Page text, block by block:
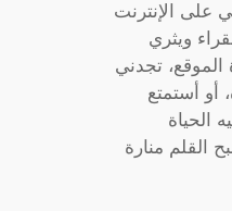
على الإنترنت
ويثري
الموقع، تجدني
أو أستمتع
الحياة
القلم منارة